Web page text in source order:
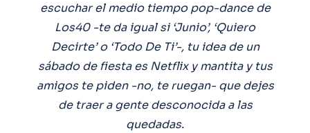
escuchar el medio tiempo pop-dance de
Los40 -te da igual si ‘Junio’, ‘Quiero
Decirte’ o ‘Todo De Ti’-, tu idea de un
sábado de fiesta es Netflix y mantita y tus
amigos te piden -no, te ruegan- que dejes
de traer a gente desconocida a las
quedadas.